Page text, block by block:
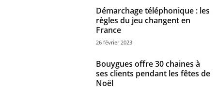
Démarchage téléphonique : les
règles du jeu changent en
France
26 février 2023
Bouygues offre 30 chaines à
ses clients pendant les fêtes de
Noël